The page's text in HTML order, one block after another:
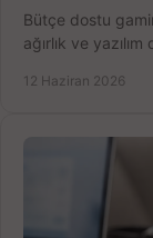
Bütçe dostu
ağırlık ve
12 Haziran 2026